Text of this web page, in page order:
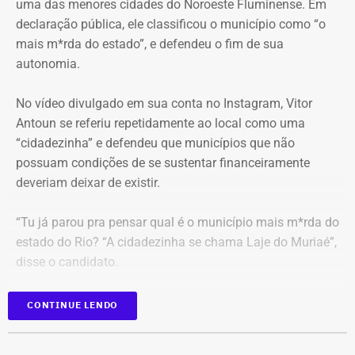
ministro, não existem “quaisquer indícios ou evidências
concretas” que sustentem essa possibilidade. Ele
também descartou a hipótese de que o sigilo das
comunicações profissionais de Alessandro Carracena, na
Além de rejeitar o recurso da defesa de Carracena, o
ministro do STF votou por negar pedidos de outros
investigados na Operação Anomalia. O ministro defendeu
que se mantenham as prisões do policial militar Flávio
Gonçalves, ex-assessor parlamentar, continue detido em
uma penitenciária federal.
Ainda participarão do julgamento os ministros Flávio
Dino, Cármen Lúcia e Cristiano Zanin.
uma das menores cidades do Noroeste Fluminense. Em
declaração pública, ele classificou o município como “o
mais m*rda do estado”, e defendeu o fim de sua
autonomia.
No vídeo divulgado em sua conta no Instagram, Vitor
Antoun se referiu repetidamente ao local como uma
“cidadezinha” e defendeu que municípios que não
possuam condições de se sustentar financeiramente
deveriam deixar de existir.
“Tu já parou pra pensar qual é o município mais m*rda do
estado do Rio? “A cidadezinha se chama Laje do Muriaé”,
disse o candidato.
Proposta prevê fundir municípios que
‘recebem mais recursos do que
CONTINUE LENDO